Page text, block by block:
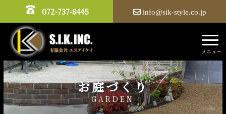
072-737-8445 info@sik-style.co.jp
お庭づくり
GARDEN